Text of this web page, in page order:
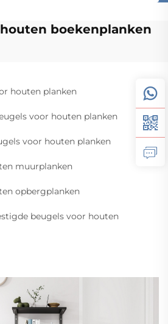
boekenplanken
houten planken
voor houten planken
voor houten planken
muurplanken
opbergplanken
beugels voor houten